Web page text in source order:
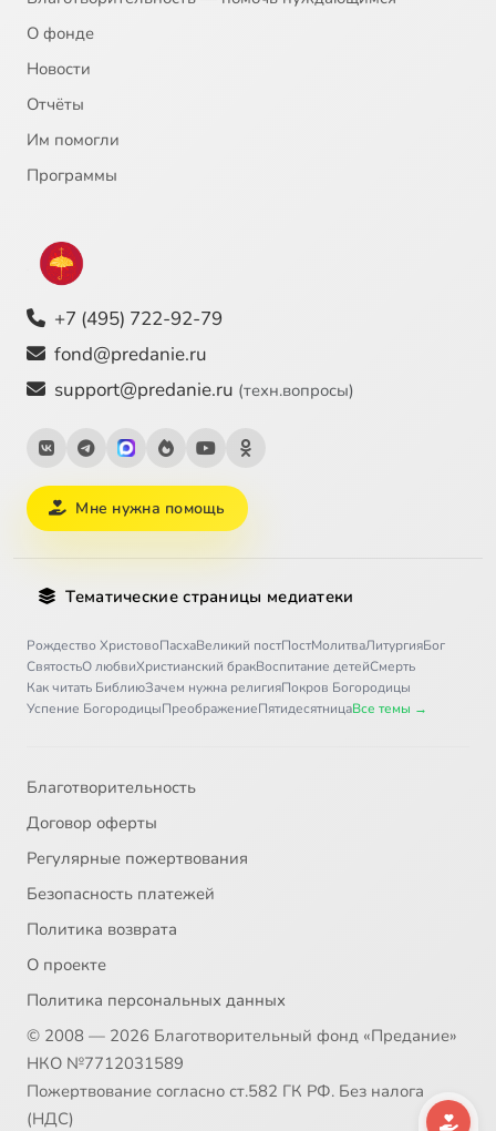
О фонде
Новости
Отчёты
Им помогли
Программы
+7 (495) 722-92-79
fond@predanie.ru
support@predanie.ru (техн.вопросы)
Мне нужна помощь
Тематические страницы медиатеки
Рождество ХристовоПасхаВеликий постПостМолитваЛитургияБог
СвятостьО любвиХристианский бракВоспитание детейСмерть
Как читать БиблиюЗачем нужна религияПокров Богородицы
Успение БогородицыПреображениеПятидесятницаВсе темы →
Благотворительность
Договор оферты
Регулярные пожертвования
Безопасность платежей
Политика возврата
О проекте
Политика персональных данных
© 2008 — 2026 Благотворительный фонд «Предание»
НКО №7712031589
Пожертвование согласно ст.582 ГК РФ. Без налога
(НДС)